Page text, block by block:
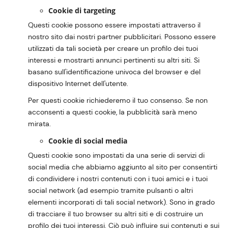
Cookie di targeting
Questi cookie possono essere impostati attraverso il
nostro sito dai nostri partner pubblicitari. Possono essere
utilizzati da tali società per creare un profilo dei tuoi
interessi e mostrarti annunci pertinenti su altri siti. Si
basano sull'identificazione univoca del browser e del
dispositivo Internet dell'utente.
Per questi cookie richiederemo il tuo consenso. Se non
acconsenti a questi cookie, la pubblicità sarà meno
mirata.
Cookie di social media
Questi cookie sono impostati da una serie di servizi di
social media che abbiamo aggiunto al sito per consentirti
di condividere i nostri contenuti con i tuoi amici e i tuoi
social network (ad esempio tramite pulsanti o altri
elementi incorporati di tali social network). Sono in grado
di tracciare il tuo browser su altri siti e di costruire un
profilo dei tuoi interessi. Ciò può influire sui contenuti e sui